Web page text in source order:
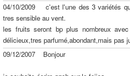
04/10/2009 c'est l'une des 3 variétés
tres sensible au vent.
les fruits seront bp plus nombreux
délicieux,tres parfumé,abondant,mais pas
09/12/2007 Bonjour